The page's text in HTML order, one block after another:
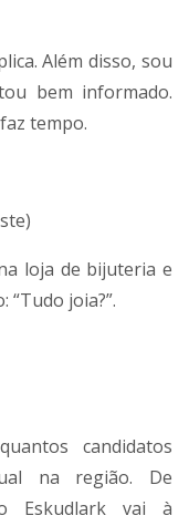
Além disso, sou
bem informado.
tempo.
loja de bijuteria e
joia?”.
candidatos
na região. De
Eskudlark vai à